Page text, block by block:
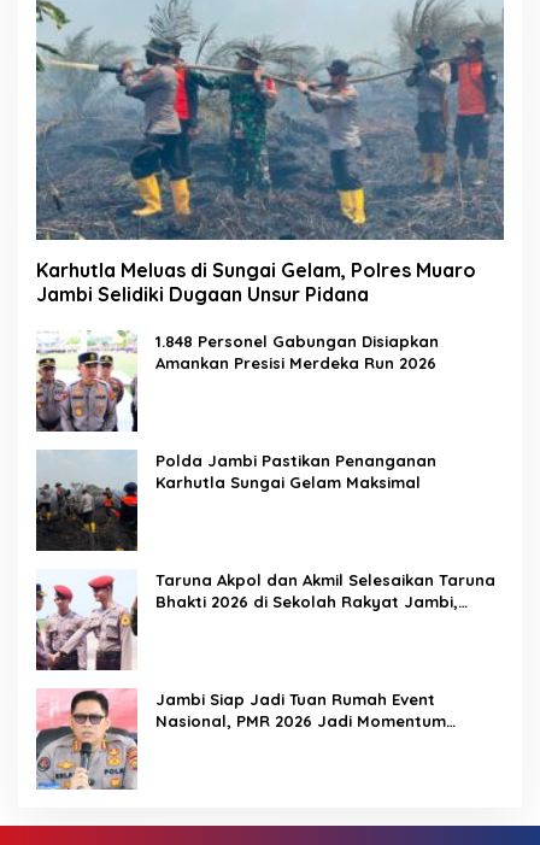
Karhutla Meluas di Sungai Gelam, Polres Muaro
Jambi Selidiki Dugaan Unsur Pidana
1.848 Personel Gabungan Disiapkan
Amankan Presisi Merdeka Run 2026
Polda Jambi Pastikan Penanganan
Karhutla Sungai Gelam Maksimal
Taruna Akpol dan Akmil Selesaikan Taruna
Bhakti 2026 di Sekolah Rakyat Jambi,
Jambi Siap Jadi Tuan Rumah Event
Nasional, PMR 2026 Jadi Momentum